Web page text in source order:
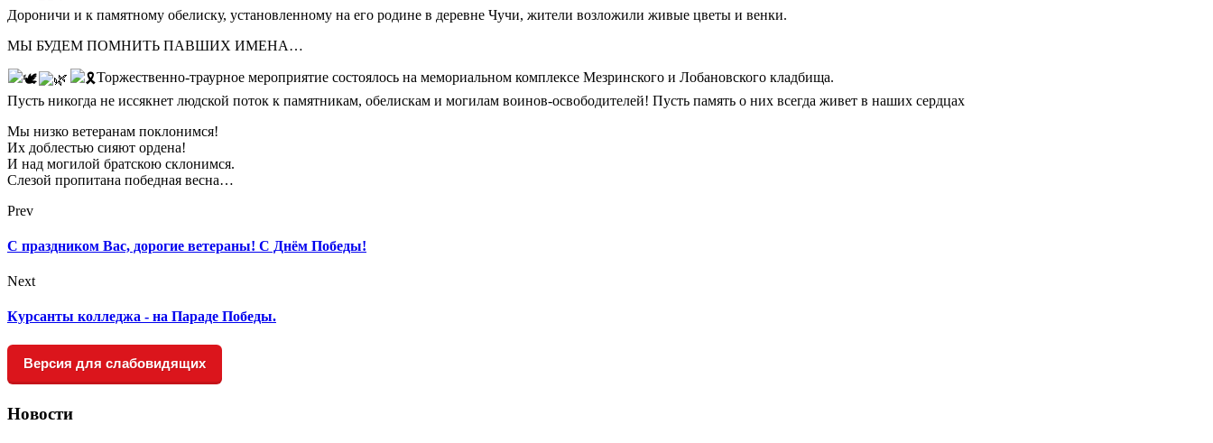
Дороничи и к памятному обелиску, установленному на его родине в деревне Чучи, жители возложили живые цветы и венки.
МЫ БУДЕМ ПОМНИТЬ ПАВШИХ ИМЕНА…
Торжественно-траурное мероприятие состоялось на мемориальном комплексе Мезринского и Лобановского кладбища.
Пусть никогда не иссякнет людской поток к памятникам, обелискам и могилам воинов-освободителей! Пусть память о них всегда живет в наших сердцах
Мы низко ветеранам поклонимся!
Их доблестью сияют ордена!
И над могилой братскою склонимся.
Слезой пропитана победная весна…
Prev
С праздником Вас, дорогие ветераны! С Днём Победы!
Next
Курсанты колледжа - на Параде Пoбеды.
Версия для слабовидящих
Новости